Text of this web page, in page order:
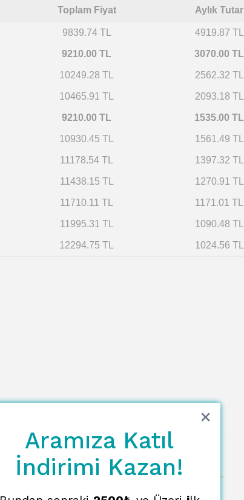
Toplam Fiyat Aylık Tutar
9839.74 TL 4919.87 TL
9210.00 TL 3070.00 TL
10249.28 TL 2562.32 TL
10465.91 TL 2093.18 TL
9210.00 TL 1535.00 TL
10930.45 TL 1561.49 TL
11178.54 TL 1397.32 TL
11438.15 TL 1270.91 TL
11710.11 TL 1171.01 TL
11995.31 TL 1090.48 TL
12294.75 TL 1024.56 TL
Aramıza Katıl
İndirimi Kazan!